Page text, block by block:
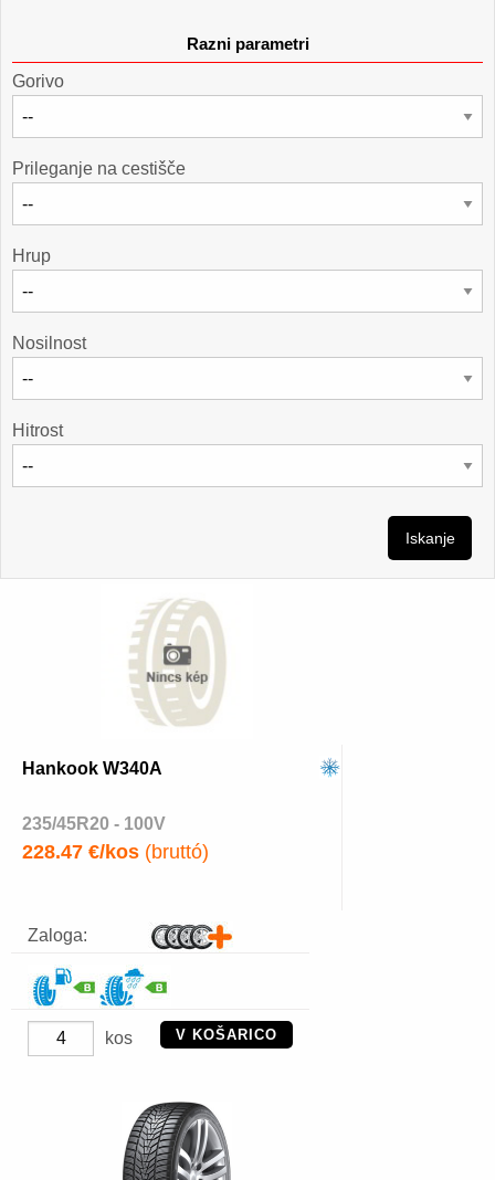
Razni parametri
Gorivo
Prileganje na cestišče
Hrup
Nosilnost
Hitrost
Iskanje
Hankook W340A
235/45R20 - 100V
228.47 €/kos (bruttó)
Zaloga:
kos V KOŠARICO